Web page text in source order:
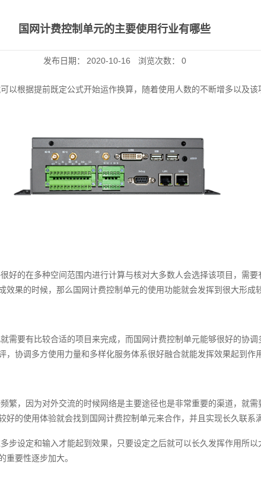
国网计费控制单元的主要使用行业有哪些
发布日期： 2020-10-16 浏览次数： 0
以根据提前既定公式开始运作换算，随着使用人数的不断增多以及
好的在多种空间范围内进行计算与核对大多数人会选择该项目，需
果的时候，那么国网计费控制单元‍的使用功能就会发挥到很大形成
需要有比较合适的项目来完成，而国网计费控制单元能够很好的协
协调多方使用力量和多样化服务体系很好融合就能发挥效果起到作用
繁，因为对外交流的时候网络是主要途径也是非常重要的渠道，就
的使用体验就会找到国网计费控制单元来合作，并且实现长久联系
步设定和输入才能起到效果，只要设定之后就可以长久发挥作用所
要性逐步加大。